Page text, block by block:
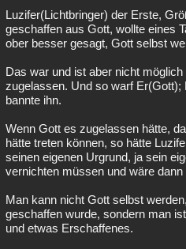
Luzifer(Lichtbringer) der Erste,
geschaffen aus Gott, wollte eines
ober besser gesagt, Gott selbst
Das war und ist aber nicht
zugelassen. Und so warf
bannte ihn.
Wenn Gott es zugelassen hätte,
hätte treten können, so hätte
seinen eigenen Urgrund, ja sein
vernichten müssen und wäre
Man kann nicht Gott selbst
geschaffen wurde, sondern man
und etwas Erschaffenes.